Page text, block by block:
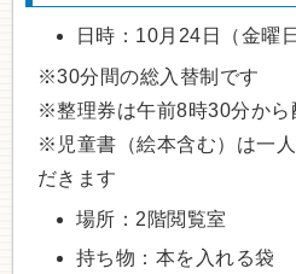
日時：10月24日（金曜
※30分間の総入替制です
※整理券は午前8時30分から
※児童書（絵本含む）は一
だきます
場所：2階閲覧室
持ち物：本を入れる袋